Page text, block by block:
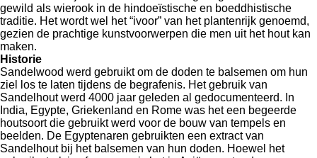
gewild als wierook in de hindoeïstische en boeddhistische
traditie. Het wordt wel het “ivoor” van het plantenrijk genoemd,
gezien de prachtige kunstvoorwerpen die men uit het hout kan
maken.
Historie
Sandelwood werd gebruikt om de doden te balsemen om hun
ziel los te laten tijdens de begrafenis. Het gebruik van
Sandelhout werd 4000 jaar geleden al gedocumenteerd. In
India, Egypte, Griekenland en Rome was het een begeerde
houtsoort die gebruikt werd voor de bouw van tempels en
beelden. De Egyptenaren gebruikten een extract van
Sandelhout bij het balsemen van hun doden. Hoewel het